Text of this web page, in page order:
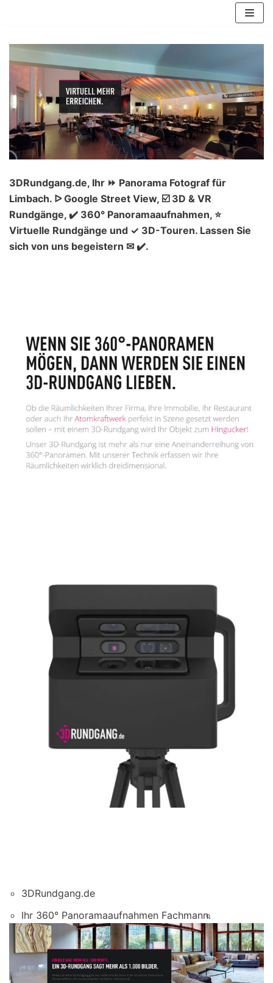
Inhalt
springen
3DRundgang.de, Ihr ⏩ Panorama Fotograf für
Limbach. ᐅ Google Street View, ☑️ 3D & VR
Rundgänge, ✔️ 360° Panoramaaufnahmen, ⭐
Virtuelle Rundgänge und ✓ 3D-Touren. Lassen Sie
sich von uns begeistern ✉ ✔️.
3DRundgang.de
Ihr 360° Panoramaaufnahmen Fachmann.